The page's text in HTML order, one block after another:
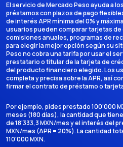
El servicio de Mercado Peso ayuda a
préstamos con plazos de pago
de interés APR mínima del 0% y
usuarios pueden comparar tarjetas
comisiones anuales, programas de
para elegir la mejor opción según su
Peso no cobra una tarifa por usar el
prestatario o titular de la tarjeta de
del producto financiero elegido. Los
completa y precisa sobre la APR, así
firmar el contrato de préstamo o
Por ejemplo, pides prestado 100'000
meses (180 días), la cantidad que
de 18'333,3 MXN/mes y el interés del
MXN/mes (APR = 20%). La cantidad
110'000 MXN.